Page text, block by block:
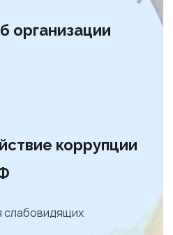
организации
коррупции
слабовидящих